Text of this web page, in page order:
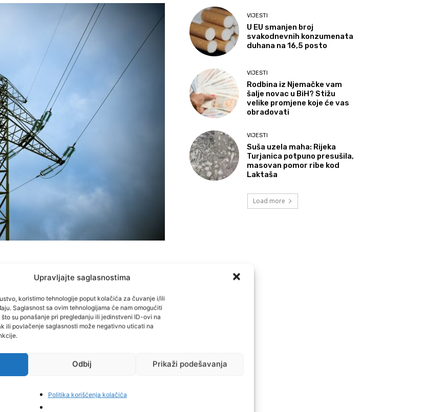
Upravljajte saglasnostima
koristimo tehnologije poput kolačića za čuvanje i/ili
Saglasnost sa ovim tehnologijama će nam omogućiti
su ponašanje pri pregledanju ili jedinstveni ID-ovi na
ili povlačenje saglasnosti može negativno uticati na
Odbij Prikaži podešavanja
Politika korišćenja kolačića
srijedu, 8. jula, i četvrtak, 9. jula 2026. godine
općine Tešanj zbog redovnih radova
do 11:30 satibit će dijelovi naselja:
sati
, plansko isključenje električne energije
i preporučuju da planiraju svoje aktivnosti
VIJESTI
U EU smanjen broj
svakodnevnih konzumenata
duhana na 16,5 posto
VIJESTI
Rodbina iz Njemačke vam
šalje novac u BiH? Stižu
velike promjene koje će vas
obradovati
VIJESTI
Suša uzela maha: Rijeka
Turjanica potpuno presušila,
masovan pomor ribe kod
Laktaša
Load more